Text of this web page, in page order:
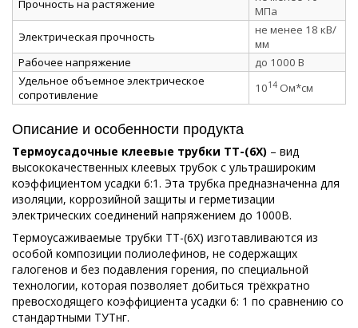
Прочность на растяжение
МПа
Электрическая прочность
не менее 18 кВ/
мм
Рабочее напряжение
до 1000 В
Удельное объемное электрическое
сопротивление
1014 Ом*см
Описание и особенности продукта
Термоусадочные клеевые трубки ТТ-(6Х) – вид
высококачественных клеевых трубок с ультрашироким
коэффициентом усадки 6:1. Эта трубка предназначенна для
изоляции, коррозийной защиты и герметизации
электрических соединений напряжением до 1000В.
Термоусаживаемые трубки ТТ-(6Х) изготавливаются из
особой композиции полиолефинов, не содержащих
галогенов и без подавления горения, по специальной
технологии, которая позволяет добиться трёхкратно
превосходящего коэффициента усадки 6: 1 по сравнению со
стандартными ТУТнг.